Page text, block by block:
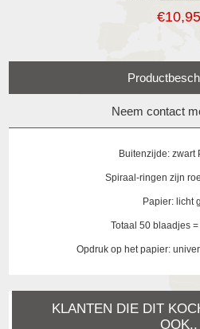
€10,95
Neem contact
Buitenzijde: zwart
Spiraal-ringen zijn
Papier: licht
Totaal 50 blaadjes
Opdruk op het papier:
KLANTEN DIE DIT
OOK..